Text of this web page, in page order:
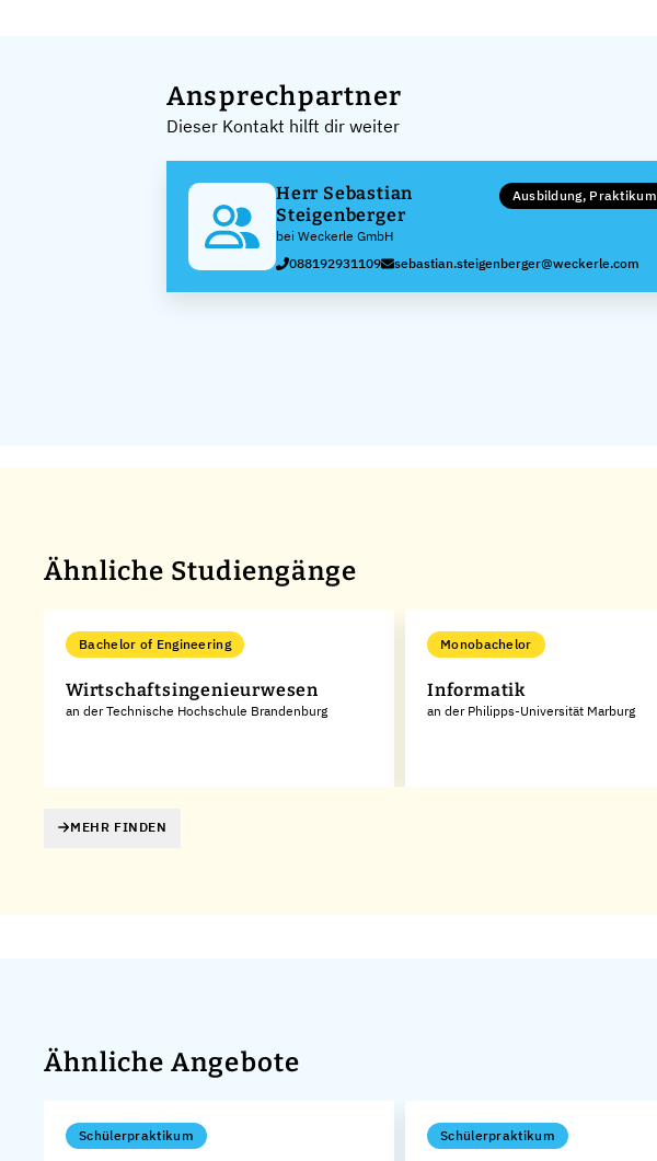
Ansprechpartner
Dieser Kontakt hilft dir weiter
Herr Sebastian
Steigenberger
bei Weckerle GmbH
Ausbildung, Praktikum
088192931109 sebastian.steigenberger@weckerle.com
Ähnliche Studiengänge
Bachelor of Engineering
Wirtschaftsingenieurwesen
an der Technische Hochschule Brandenburg
Monobachelor
Informatik
an der Philipps-Universität Marburg
MEHR FINDEN
Ähnliche Angebote
Schülerpraktikum Schülerpraktikum